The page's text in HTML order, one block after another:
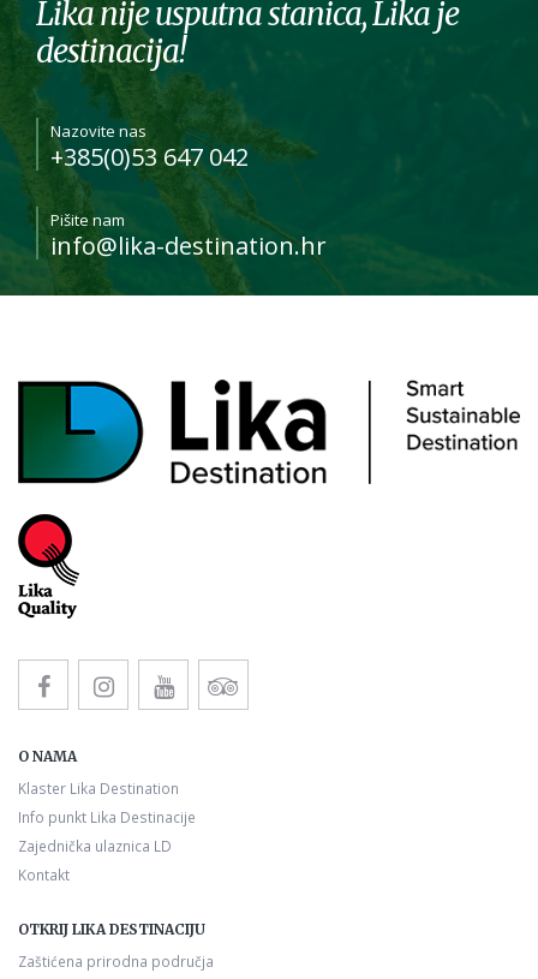
Lika nije usputna stanica, Lika je
destinacija!
Nazovite nas
+385(0)53 647 042
Pišite nam
info@lika-destination.hr
O NAMA
Klaster Lika Destination
Info punkt Lika Destinacije
Zajednička ulaznica LD
Kontakt
OTKRIJ LIKA DESTINACIJU
Zaštićena prirodna područja